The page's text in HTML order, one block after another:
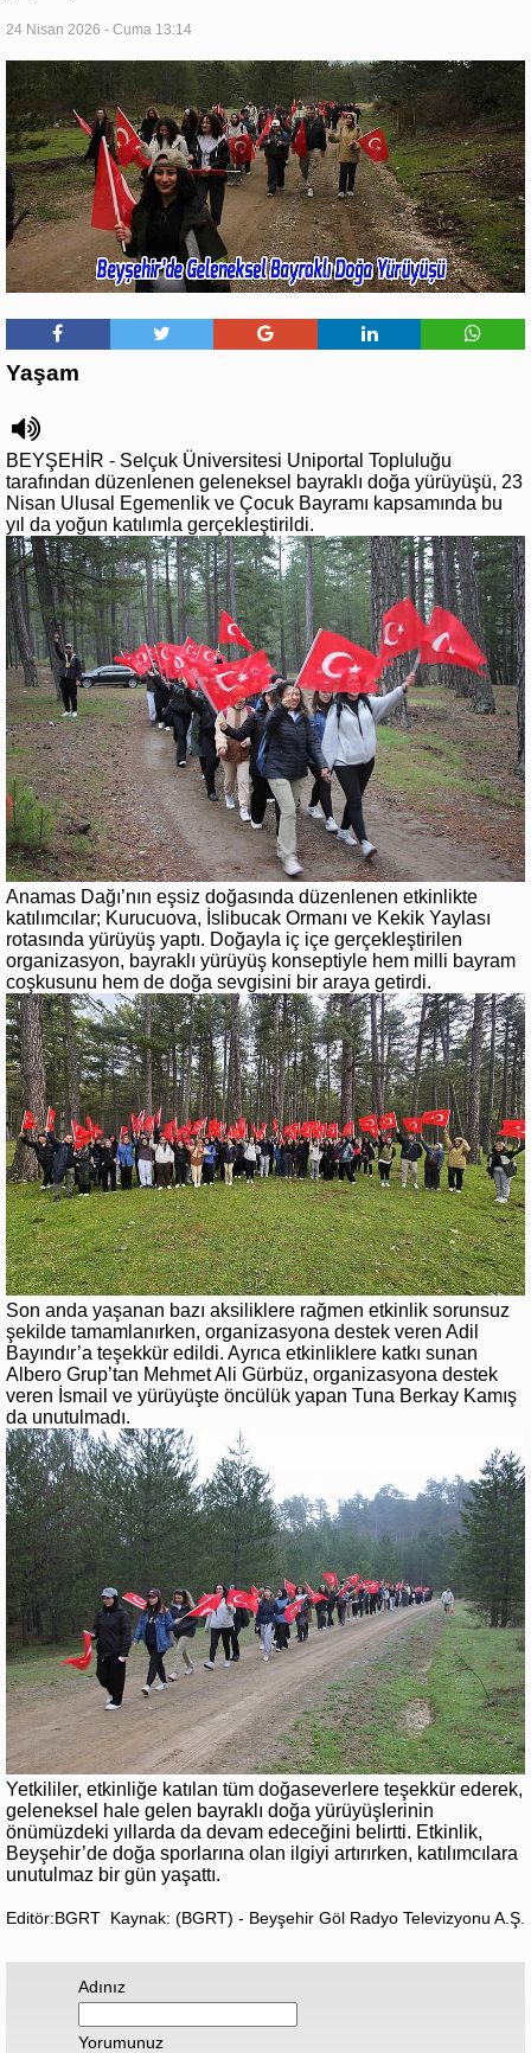
24 Nisan 2026 - Cuma 13:14
Yaşam
BEYŞEHİR - Selçuk Üniversitesi Uniportal Topluluğu
tarafından düzenlenen geleneksel bayraklı doğa yürüyüşü, 23
Nisan Ulusal Egemenlik ve Çocuk Bayramı kapsamında bu
yıl da yoğun katılımla gerçekleştirildi.
Anamas Dağı’nın eşsiz doğasında düzenlenen etkinlikte
katılımcılar; Kurucuova, İslibucak Ormanı ve Kekik Yaylası
rotasında yürüyüş yaptı. Doğayla iç içe gerçekleştirilen
organizasyon, bayraklı yürüyüş konseptiyle hem milli bayram
coşkusunu hem de doğa sevgisini bir araya getirdi.
Son anda yaşanan bazı aksiliklere rağmen etkinlik sorunsuz
şekilde tamamlanırken, organizasyona destek veren Adil
Bayındır’a teşekkür edildi. Ayrıca etkinliklere katkı sunan
Albero Grup’tan Mehmet Ali Gürbüz, organizasyona destek
veren İsmail ve yürüyüşte öncülük yapan Tuna Berkay Kamış
da unutulmadı.
Yetkililer, etkinliğe katılan tüm doğaseverlere teşekkür ederek,
geleneksel hale gelen bayraklı doğa yürüyüşlerinin
önümüzdeki yıllarda da devam edeceğini belirtti. Etkinlik,
Beyşehir’de doğa sporlarına olan ilgiyi artırırken, katılımcılara
unutulmaz bir gün yaşattı.
Editör:BGRT Kaynak: (BGRT) - Beyşehir Göl Radyo Televizyonu A.Ş.
Adınız
Yorumunuz